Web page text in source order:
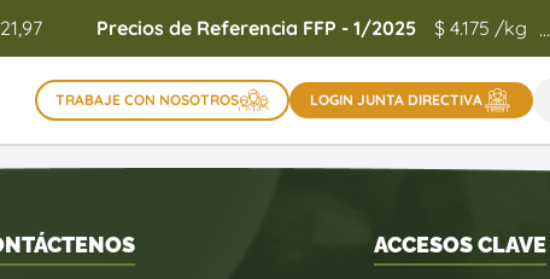
Precios de Referencia FFP - 1/2025 $ 4.175 /kg ...
TRABAJE CON NOSOTROS LOGIN JUNTA DIRECTIVA
ACCESOS CLAVE